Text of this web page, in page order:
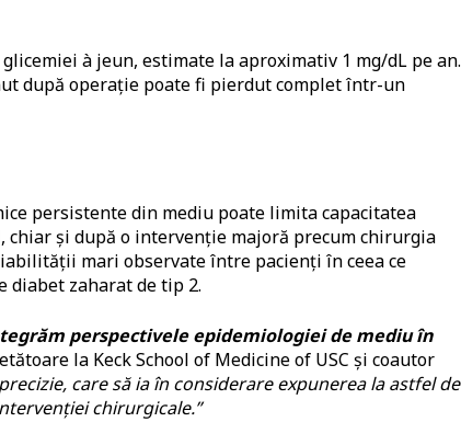
à jeun, estimate la aproximativ 1 mg/dL pe an.
după operație poate fi pierdut complet într-un
persistente din mediu poate limita capacitatea
și după o intervenție majoră precum chirurgia
mari observate între pacienți în ceea ce
diabet zaharat de tip 2.
perspectivele epidemiologiei de mediu în
la Keck School of Medicine of USC și coautor
care să ia în considerare expunerea la astfel de
chirurgicale.”